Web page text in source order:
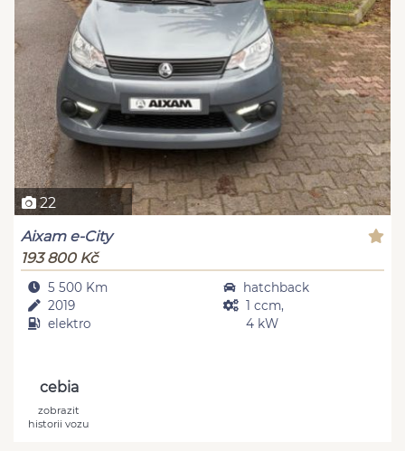
22
Aixam e-City
193 800 Kč
5 500 Km
2019
elektro
hatchback
1 ccm,
4 kW
cebia
zobrazit
historii vozu